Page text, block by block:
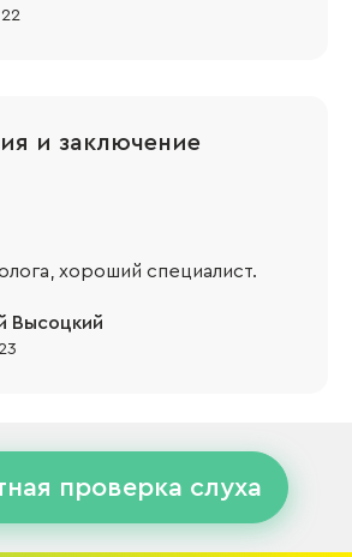
и заключение
хороший специалист.
Высоцкий
проверка слуха